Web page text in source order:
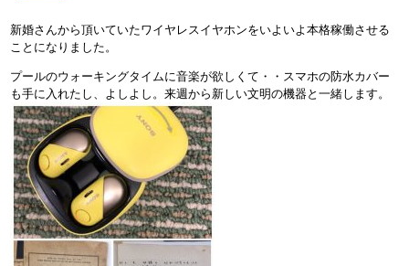
新婚さんから頂いていたワイヤレスイヤホンをいよいよ本格稼働させる
ことになりました。
プールのウォーキングタイムに音楽が欲しくて・・スマホの防水カバー
も手に入れたし、よしよし。来週から新しい文明の機器と一緒します。